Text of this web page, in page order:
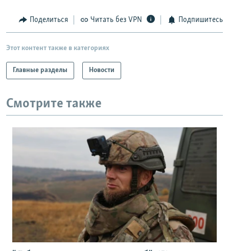
Поделиться Читать без VPN Подпишитесь
Этот контент также в категориях
Главные разделы Новости
Смотрите также